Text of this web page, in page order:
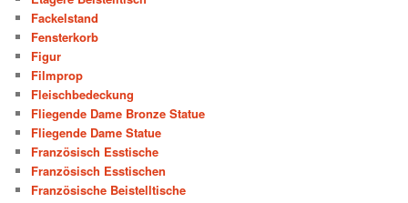
Fackelstand
Fensterkorb
Figur
Filmprop
Fleischbedeckung
Fliegende Dame Bronze Statue
Fliegende Dame Statue
Französisch Esstische
Französisch Esstischen
Französische Beistelltische